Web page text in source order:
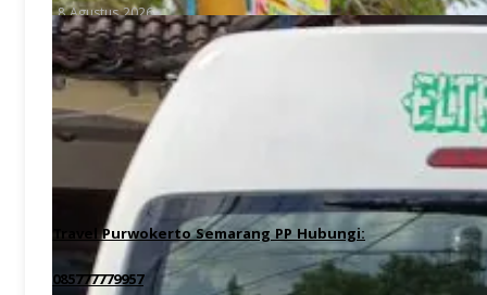
8 Agustus 2026
Travel Purwokerto Semarang PP Hubungi:
085777779957